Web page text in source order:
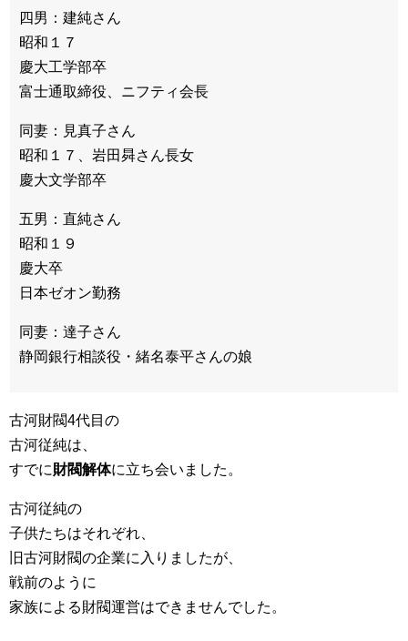
四男：建純さん
昭和１７
慶大工学部卒
富士通取締役、ニフティ会長
同妻：見真子さん
昭和１７、岩田曻さん長女
慶大文学部卒
五男：直純さん
昭和１９
慶大卒
日本ゼオン勤務
同妻：達子さん
静岡銀行相談役・緒名泰平さんの娘
古河財閥4代目の
古河従純は、
すでに財閥解体に立ち会いました。
古河従純の
子供たちはそれぞれ、
旧古河財閥の企業に入りましたが、
戦前のように
家族による財閥運営はできませんでした。